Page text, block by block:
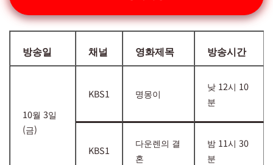
방송일 채널 영화제목 방송시간
10월 3일
(금)
KBS1 명몽이
낮 12시 10
분
KBS1
다운렌의 결
혼
밤 11시 30
분